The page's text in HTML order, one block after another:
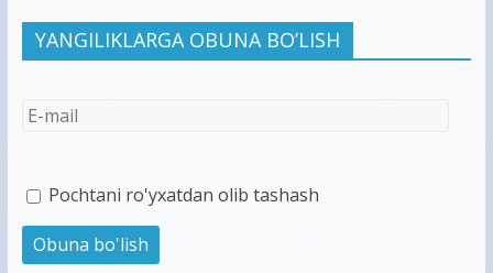
YANGILIKLARGA OBUNA BO’LISH
Pochtani ro'yxatdan olib tashash